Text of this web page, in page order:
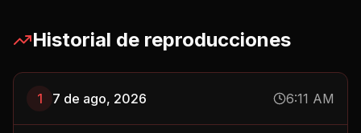
Historial de reproducciones
1 7 de ago, 2026 6:11 AM